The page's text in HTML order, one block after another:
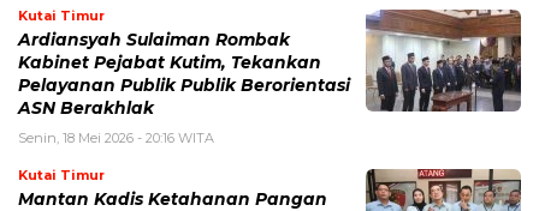
Kutai Timur
Ardiansyah Sulaiman Rombak
Kabinet Pejabat Kutim, Tekankan
Pelayanan Publik Publik Berorientasi
ASN Berakhlak
Senin, 18 Mei 2026 - 20:16 WITA
Kutai Timur
Mantan Kadis Ketahanan Pangan